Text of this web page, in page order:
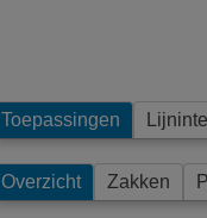
Toepassingen
Overzicht Zakken